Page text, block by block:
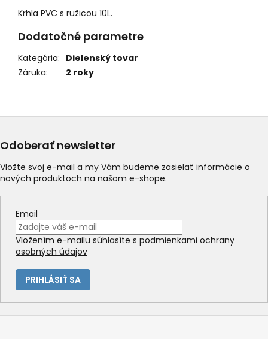
Krhla PVC s ružicou 10L.
Dodatočné parametre
Kategória: Dielenský tovar
Záruka: 2 roky
Odoberať newsletter
Vložte svoj e-mail a my Vám budeme zasielať informácie o
nových produktoch na našom e-shope.
Email
Vložením e-mailu súhlasíte s podmienkami ochrany
osobných údajov
PRIHLÁSIŤ SA